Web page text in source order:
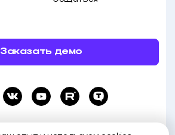
Заказать демо